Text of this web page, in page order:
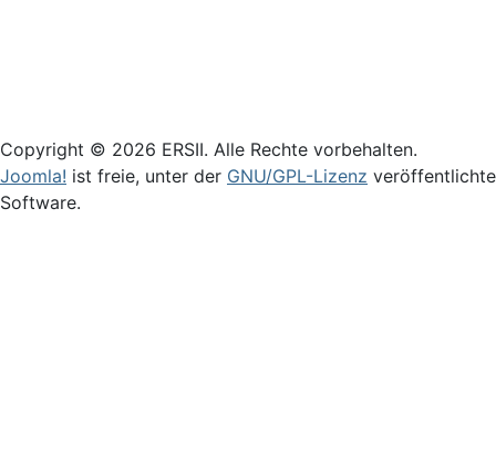
Copyright © 2026 ERSII. Alle Rechte vorbehalten.
Joomla! ist freie, unter der GNU/GPL-Lizenz veröffentlichte
Software.